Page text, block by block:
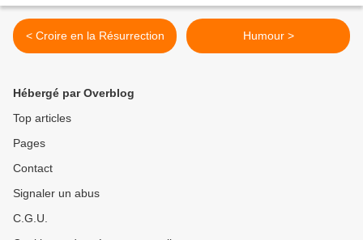
< Croire en la Résurrection Humour >
Hébergé par Overblog
Top articles
Pages
Contact
Signaler un abus
C.G.U.